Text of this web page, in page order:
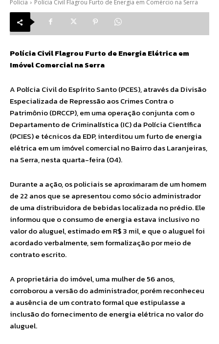
Polícia Polícia Civil Flagrou Furto de Energia em Comércio na Serra
Polícia Civil Flagrou Furto de Energia Elétrica em
Imóvel Comercial na Serra
A Polícia Civil do Espírito Santo (PCES), através da Divisão
Especializada de Repressão aos Crimes Contra o
Patrimônio (DRCCP), em uma operação conjunta com o
Departamento de Criminalística (IC) da Polícia Científica
(PCIES) e técnicos da EDP, interditou um furto de energia
elétrica em um imóvel comercial no Bairro das Laranjeiras,
na Serra, nesta quarta-feira (04).
Durante a ação, os policiais se aproximaram de um homem
de 22 anos que se apresentou como sócio administrador
de uma distribuidora de bebidas localizada no prédio. Ele
informou que o consumo de energia estava inclusivo no
valor do aluguel, estimado em R$ 3 mil, e que o aluguel foi
acordado verbalmente, sem formalização por meio de
contrato escrito.
A proprietária do imóvel, uma mulher de 56 anos,
corroborou a versão do administrador, porém reconheceu
a ausência de um contrato formal que estipulasse a
inclusão do fornecimento de energia elétrica no valor do
aluguel.